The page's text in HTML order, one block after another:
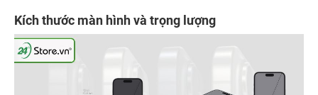
Kích thước màn hình và trọng lượng